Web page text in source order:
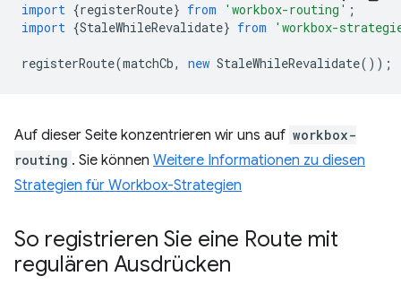
import {registerRoute} from 'workbox-routing' ;
import {StaleWhileRevalidate} from 'workbox-
registerRoute(matchCb, new StaleWhileRevalidate());
Auf dieser Seite konzentrieren wir uns auf workbox-
routing . Sie können Weitere Informationen zu diesen
Strategien für Workbox-Strategien
So registrieren Sie eine Route mit
regulären Ausdrücken